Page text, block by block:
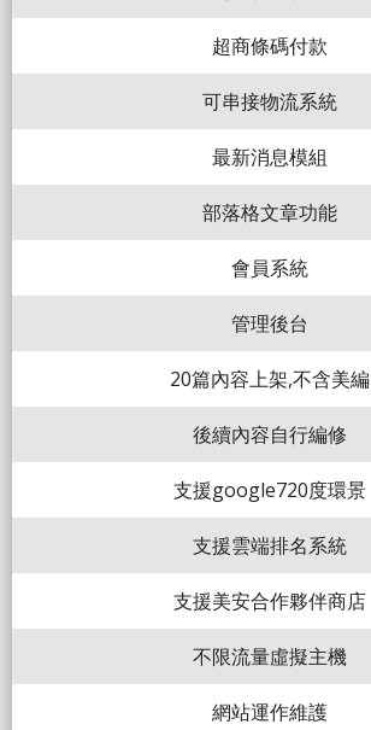
超商條碼付款
可串接物流系統
最新消息模組
部落格文章功能
會員系統
管理後台
20篇內容上架,不含美編
後續內容自行編修
支援google720度環景
支援雲端排名系統
支援美安合作夥伴商店
不限流量虛擬主機
網站運作維護